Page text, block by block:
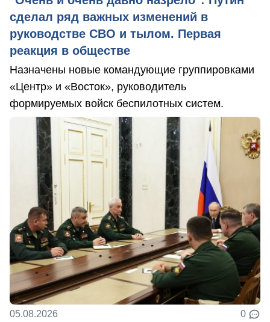
сделал ряд важных изменений в
руководстве СВО и тылом. Первая
реакция в обществе
Назначены новые командующие группировками
«Центр» и «Восток», руководитель
формируемых войск беспилотных систем.
05.08.2026 0